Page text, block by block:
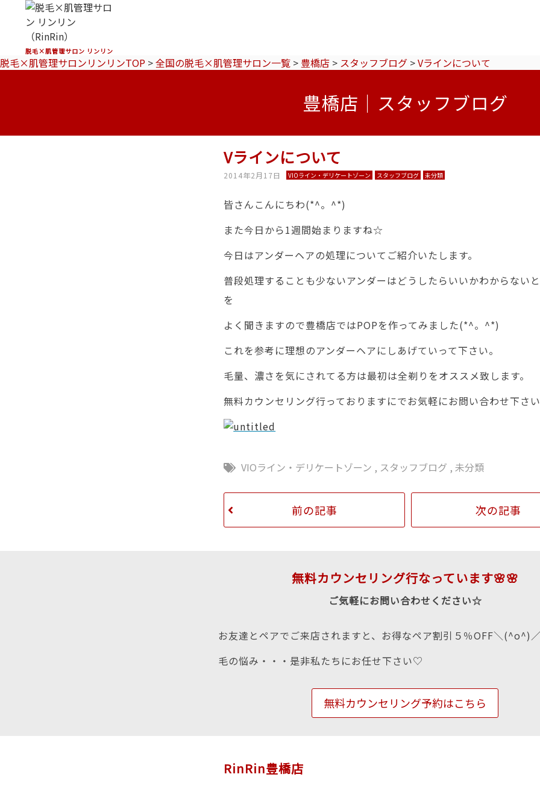
脱毛×肌管理サロン リンリン
脱毛×肌管理サロンリンリンTOP >全国の脱毛×肌管理サロン一覧 > 豊橋店 > スタッフブログ >Vラインについて
豊橋店｜スタッフブログ
Vラインについて
2014年2月17日 VIOライン・デリケートゾーン スタッフブログ 未分類
皆さんこんにちわ(*^。^*)
また今日から1週間始まりますね☆
今日はアンダーヘアの処理についてご紹介いたします。
普段処理することも少ないアンダーはどうしたらいいかわからない
を
よく聞きますので豊橋店ではPOPを作ってみました(*^。^*)
これを参考に理想のアンダーヘアにしあげていって下さい。
毛量、濃さを気にされてる方は最初は全剃りをオススメ致します。
無料カウンセリング行っておりますにでお気軽にお問い合わせ下さ
VIOライン・デリケートゾーン , スタッフブログ ,未分類
前の記事 次の記事
無料カウンセリング行なっています🌸🌸
ご気軽にお問い合わせください☆
お友達とペアでご来店されますと、お得なペア割引５％OFF＼(^o^)
毛の悩み・・・是非私たちにお任せ下さい♡
無料カウンセリング予約はこちら
RinRin豊橋店